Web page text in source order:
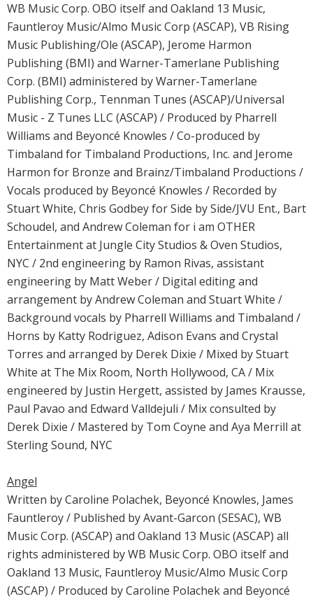
WB Music Corp. OBO itself and Oakland 13 Music,
Fauntleroy Music/Almo Music Corp (ASCAP), VB Rising
Music Publishing/Ole (ASCAP), Jerome Harmon
Publishing (BMI) and Warner-Tamerlane Publishing
Corp. (BMI) administered by Warner-Tamerlane
Publishing Corp., Tennman Tunes (ASCAP)/Universal
Music - Z Tunes LLC (ASCAP) / Produced by Pharrell
Williams and Beyoncé Knowles / Co-produced by
Timbaland for Timbaland Productions, Inc. and Jerome
Harmon for Bronze and Brainz/Timbaland Productions /
Vocals produced by Beyoncé Knowles / Recorded by
Stuart White, Chris Godbey for Side by Side/JVU Ent., Bart
Schoudel, and Andrew Coleman for i am OTHER
Entertainment at Jungle City Studios & Oven Studios,
NYC / 2nd engineering by Ramon Rivas, assistant
engineering by Matt Weber / Digital editing and
arrangement by Andrew Coleman and Stuart White /
Background vocals by Pharrell Williams and Timbaland /
Horns by Katty Rodriguez, Adison Evans and Crystal
Torres and arranged by Derek Dixie / Mixed by Stuart
White at The Mix Room, North Hollywood, CA / Mix
engineered by Justin Hergett, assisted by James Krausse,
Paul Pavao and Edward Valldejuli / Mix consulted by
Derek Dixie / Mastered by Tom Coyne and Aya Merrill at
Sterling Sound, NYC
Angel
Written by Caroline Polachek, Beyoncé Knowles, James
Fauntleroy / Published by Avant-Garcon (SESAC), WB
Music Corp. (ASCAP) and Oakland 13 Music (ASCAP) all
rights administered by WB Music Corp. OBO itself and
Oakland 13 Music, Fauntleroy Music/Almo Music Corp
(ASCAP) / Produced by Caroline Polachek and Beyoncé